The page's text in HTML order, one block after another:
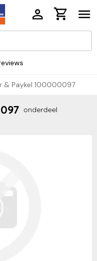
& Paykel 100000097
onderdeel